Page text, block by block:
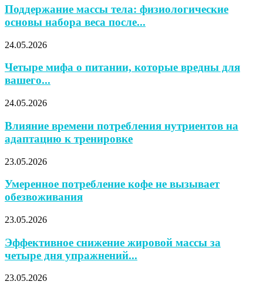
Поддержание массы тела: физиологические
основы набора веса после...
24.05.2026
Четыре мифа о питании, которые вредны для
вашего...
24.05.2026
Влияние времени потребления нутриентов на
адаптацию к тренировке
23.05.2026
Умеренное потребление кофе не вызывает
обезвоживания
23.05.2026
Эффективное снижение жировой массы за
четыре дня упражнений...
23.05.2026